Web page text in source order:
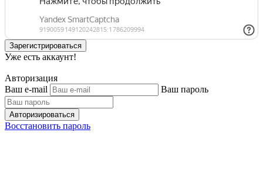
Зарегистрироваться
Уже есть аккаунт!
Авторизация
Ваш e-mail
Ваш пароль
Авторизироваться
Восстановить пароль